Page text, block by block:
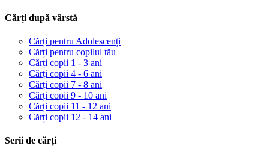
Cărți după vârstă
Cărți pentru Adolescenți
Cărți pentru copilul tău
Cărți copii 1 - 3 ani
Cărți copii 4 - 6 ani
Cărți copii 7 - 8 ani
Cărți copii 9 - 10 ani
Cărți copii 11 - 12 ani
Cărți copii 12 - 14 ani
Serii de cărți